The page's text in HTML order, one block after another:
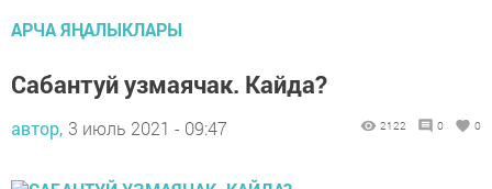
АРЧА ЯҢАЛЫКЛАРЫ
Сабантуй узмаячак. Кайда?
автор, 3 июль 2021 - 09:47 2122 0 0